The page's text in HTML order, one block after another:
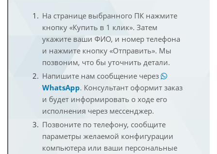
На странице выбранного ПК нажмите
кнопку «Купить в 1 клик». Затем
укажите ваши ФИО, и номер телефона
и нажмите кнопку «Отправить». Мы
позвоним, что бы уточнить детали.
Напишите нам сообщение через
WhatsApp. Консультант оформит заказ
и будет информировать о ходе его
исполнения через мессенджер.
Позвоните по телефону, сообщите
параметры желаемой конфигурации
компьютера или ваши персональные